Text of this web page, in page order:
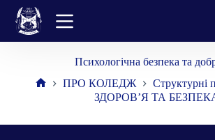
Перейти
вмісту
Психологічна безпека та
ПРО КОЛЕДЖ
Структурні
ЗДОРОВ’Я ТА